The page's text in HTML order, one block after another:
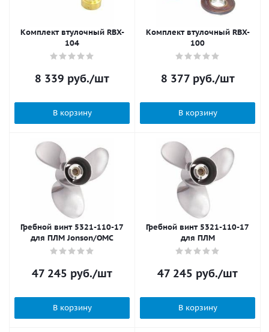
Комплект втулочный RBX-
104
8 339 руб./шт
В корзину
Комплект втулочный RBX-
100
8 377руб./шт
В корзину
Гребной винт 5321-110-17
для ПЛМ Jonson/OMC
47 245 руб./шт
В корзину
Гребной винт 5321-110-17
для ПЛМ
47 245 руб./шт
В корзину